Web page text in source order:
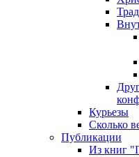
Курьезы
Сколько
Публикации
Из книг